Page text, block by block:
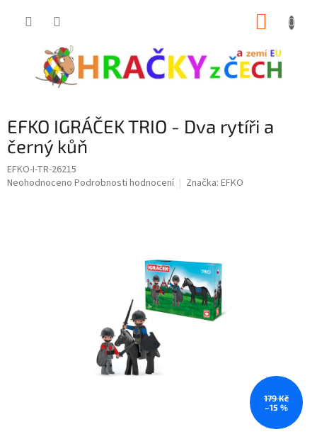
EFKO IGRÁČEK TRIO - Dva rytíři a
černý kůň
EFKO-I-TR-26215
Průměrné
Neohodnoceno Podrobnosti hodnocení Značka: EFKO
179 Kč
–15 %